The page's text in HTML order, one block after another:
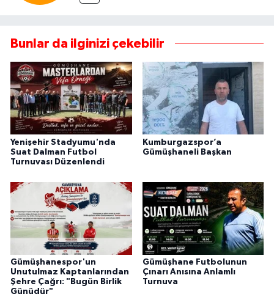
Bunlar da ilginizi çekebilir
Yenişehir Stadyumu'nda
Suat Dalman Futbol
Turnuvası Düzenlendi
Kumburgazspor’a
Gümüşhaneli Başkan
Gümüşhanespor'un
Unutulmaz Kaptanlarından
Şehre Çağrı: "Bugün Birlik
Günüdür"
Gümüşhane Futbolunun
Çınarı Anısına Anlamlı
Turnuva